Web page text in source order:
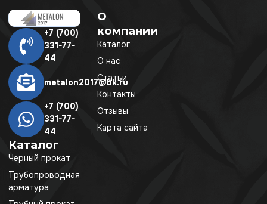
+7 (700)
331-77-
44
metalon2017@bk.ru
+7 (700)
331-77-
44
Каталог
Черный прокат
Трубопроводная
арматура
О
компании
Каталог
О нас
Статьи
Контакты
Отзывы
Карта сайта